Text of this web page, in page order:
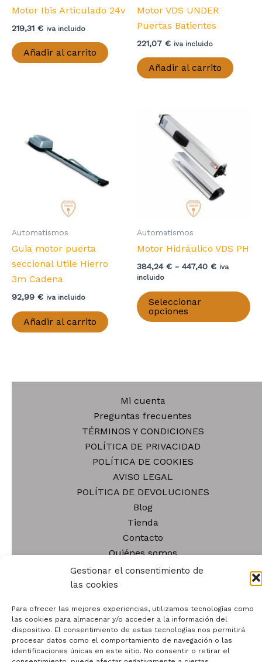
Gestionar el consentimiento de
las cookies
Para ofrecer las mejores experiencias, utilizamos tecnologías como
las cookies para almacenar y/o acceder a la información del
dispositivo. El consentimiento de estas tecnologías nos permitirá
procesar datos como el comportamiento de navegación o las
identificaciones únicas en este sitio. No consentir o retirar el
Motor Ibis Articulado 24v
219,31 € iva incluido
Añadir al carrito
Motor VDS UNDER
Puertas Batientes
221,07 € iva incluido
Añadir al carrito
Automatismos
Guia motor puerta
seccional Utile Hierro
3m Cadena
92,99 € iva incluido
Añadir al carrito
Automatismos
Motor Hidráulico VDS PH
384,24 € - 447,40 €Rango
384,24 €
iva
incluido
Seleccionar
opciones
Mi cuenta
Preguntas frecuentes
TÉRMINOS Y CONDICIONES
POLÍTICA DE PRIVACIDAD
POLÍTICA DE COOKIES
AVISO LEGAL
POLÍTICA DE DEVOLUCIONES
Blog
Tienda
Contacto
Quiénes somos
Todos los derechos © 2026 | Funciona gracias aTema
Astra para WordPress